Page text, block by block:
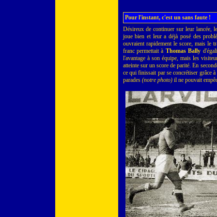
Pour l'instant, c'est un sans faute !
Désireux de continuer sur leur lancée,
joue bien et leur a déjà posé des
ouvraient rapidement le score, mais le
franc permettait à Thomas Bally
l'avantage à son équipe, mais les
atteinte sur un score de parité. En
ce qui finissait par se concrétiser grâce à
parades (notre photo)il ne pouvait